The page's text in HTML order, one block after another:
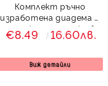
Комплект ръчно
изработена диадема и
чорапки с панделки в
бежово Калина
€8.49 16.60лв.
Виж детайли